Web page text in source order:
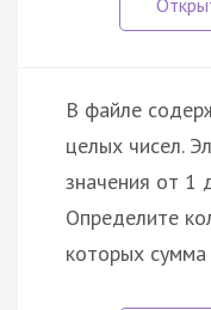
В файле
целых чисел.
значения от 1
Определите
которых